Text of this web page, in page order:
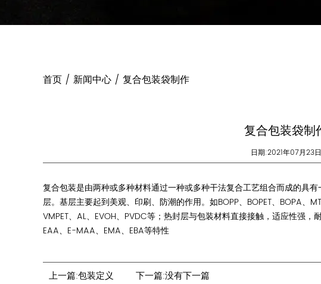
首页 / 新闻中心 / 复合包装袋制作
复合包装袋制
日期:2021年07月23日
复合包装是由两种或多种材料通过一种或多种干法复合工艺组合而成的具
层。基层主要起到美观、印刷、防潮的作用。如BOPP、BOPET、BOPA、
VMPET、AL、EVOH、PVDC等；热封层与包装材料直接接触，适应性强，耐
EAA、E-MAA、EMA、EBA等特性
上一篇:包装定义 下一篇:没有下一篇